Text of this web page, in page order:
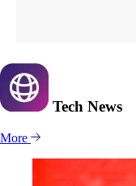
Tech News
More